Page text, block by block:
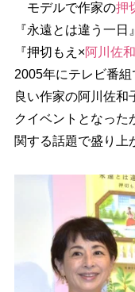
モデルで作家の押
『永遠とは違う一
『押切もえ×阿川佐
2005年にテレビ番
良い作家の阿川佐和
クイベントとなった
関する話題で盛り上